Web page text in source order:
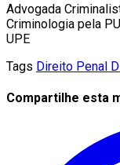
Advogada
Criminologia pela
UPE
Tags Direito Penal
Compartilhe esta